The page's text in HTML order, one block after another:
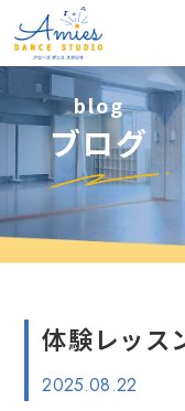
blog
ブログ
体験レッス
2025.08.22